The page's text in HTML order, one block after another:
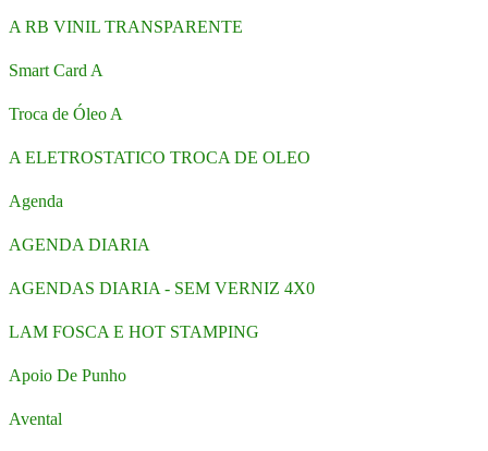
A RB VINIL TRANSPARENTE
Smart Card A
Troca de Óleo A
A ELETROSTATICO TROCA DE OLEO
Agenda
AGENDA DIARIA
AGENDAS DIARIA - SEM VERNIZ 4X0
LAM FOSCA E HOT STAMPING
Apoio De Punho
Avental